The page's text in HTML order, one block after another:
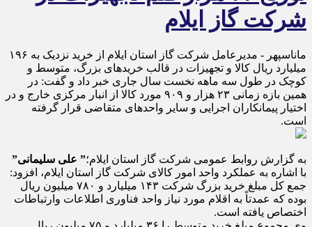
شرکت گاز ایلام
ماناسپهر - مدیرعامل شرکت گاز استان ایلام از خرید نزدیک به ۱۹۶
میلیارد ریال کالا و تجهیزات در قالب خریدهای بزرگ، متوسط و
کوچک در طول سه ماهه نخست سال جاری خبر داد و گفت: در
همین بازه زمانی ۲۳ هزار و ۹۰۹ مورد کالا از انبار مرکزی خارج و در
اختیار پیمانکاران اجرایی و سایر واحدهای متقاضی قرار گرفته
است.
به گزارش روابط عمومی شرکت گاز استان ایلام؛” علی سلیمانی”
با اشاره به عملکرد واحد امور کالای شرکت گاز استان ایلام، افزود:
جمع کل مبلغ خرید بزرگ شرکت ۱۴۳ میلیارد و ۷۸۰ میلیون ریال
بوده که عمدتاً به اقلام مورد نیاز واحد فناوری اطلاعات وارتباطات
اختصاص یافته است.